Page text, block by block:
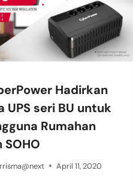
Hadirkan
UPS seri BU untuk
Rumahan
SOHO
April 11, 2020